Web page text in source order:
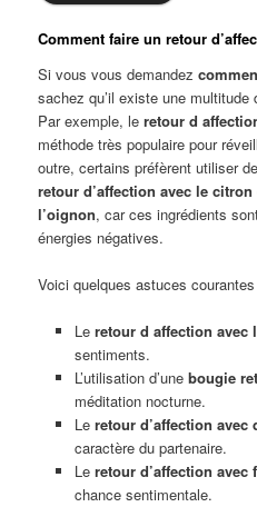
Comment faire un retour
Si vous vous demandez
sachez qu’il existe une
Par exemple, leretour d
méthode très populaire pour
outre, certains préfèrent utiliser
retour d’affection avec le citron
l’oignon, car ces ingrédients
énergies négatives.
Voici quelques astuces
Le retour d affection avec
sentiments.
L’utilisation d’une bougie
méditation nocturne.
Le retour d’affection avec
caractère du partenaire.
Le retour d’affection
chance sentimentale.